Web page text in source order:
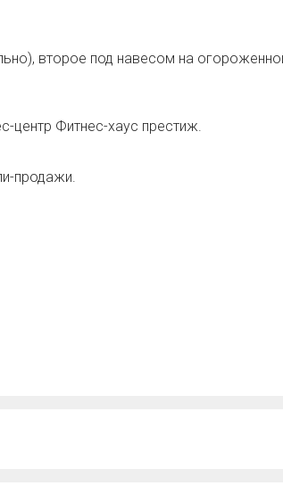
второе под навесом на
центр Фитнес-хаус престиж.
продажи.